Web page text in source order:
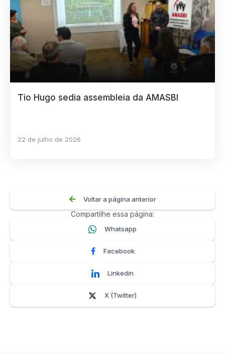
Tio Hugo sedia assembleia da AMASBI
22 de julho de 2026
Voltar a página anterior
Compartilhe essa página:
Whatsapp
Facebook
Linkedin
X (Twitter)